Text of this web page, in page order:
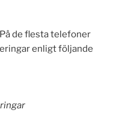
de flesta telefoner
enligt följande